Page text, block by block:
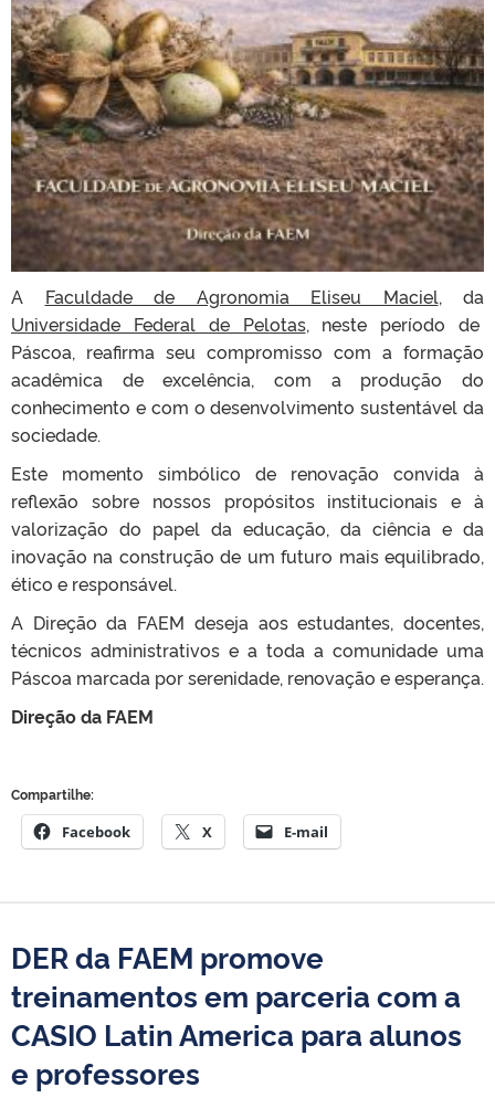
A Faculdade de Agronomia Eliseu Maciel, da
Universidade Federal de Pelotas, neste período de
Páscoa, reafirma seu compromisso com a formação
acadêmica de excelência, com a produção do
conhecimento e com o desenvolvimento sustentável da
sociedade.
Este momento simbólico de renovação convida à
reflexão sobre nossos propósitos institucionais e à
valorização do papel da educação, da ciência e da
inovação na construção de um futuro mais equilibrado,
ético e responsável.
A Direção da FAEM deseja aos estudantes, docentes,
técnicos administrativos e a toda a comunidade uma
Páscoa marcada por serenidade, renovação e esperança.
Direção da FAEM
Compartilhe:
Facebook X E-mail
DER da FAEM promove
treinamentos em parceria com a
CASIO Latin America para alunos
e professores